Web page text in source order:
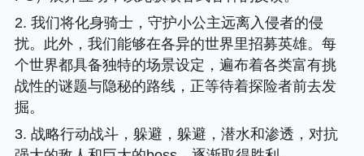
2. 我们将化身骑士，守护小公主远离入侵者的侵
扰。此外，我们能够在各异的世界里招募英雄。每
个世界都具备独特的场景设定，遍布着各类富有挑
战性的谜题与隐秘的路线，正等待着探险者前去发
掘。
3. 战略行动战斗，躲避，躲避，潜水和渗透，对抗